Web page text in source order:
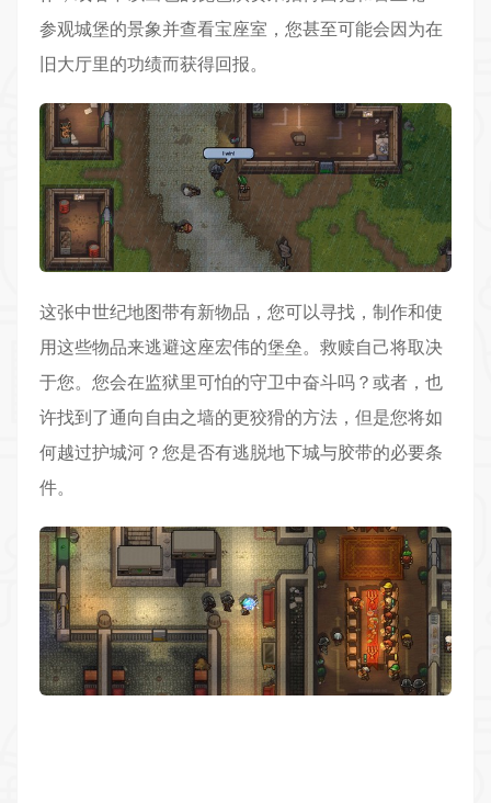
参观城堡的景象并查看宝座室，您甚至可能会因为在
旧大厅里的功绩而获得回报。
这张中世纪地图带有新物品，您可以寻找，制作和使
用这些物品来逃避这座宏伟的堡垒。救赎自己将取决
于您。您会在监狱里可怕的守卫中奋斗吗？或者，也
许找到了通向自由之墙的更狡猾的方法，但是您将如
何越过护城河？您是否有逃脱地下城与胶带的必要条
件。